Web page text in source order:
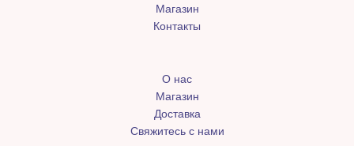
Магазин
Контакты
О нас
Магазин
Доставка
Свяжитесь с нами